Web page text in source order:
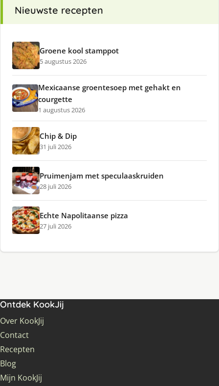
Nieuwste recepten
Groene kool stamppot
5 augustus 2026
Mexicaanse groentesoep met gehakt en
courgette
1 augustus 2026
Chip & Dip
31 juli 2026
Pruimenjam met speculaaskruiden
28 juli 2026
Echte Napolitaanse pizza
27 juli 2026
Ontdek KookJij
Over KookJij
Contact
Recepten
Blog
Mijn KookJij